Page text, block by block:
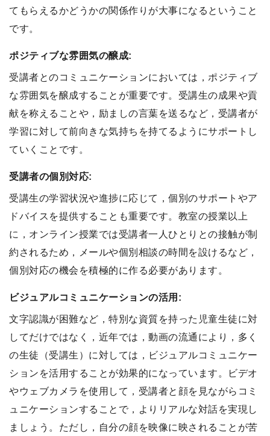
てもらえるかどうかの関係作りが大事になるということ
です。
ポジティブな雰囲気の醸成:
受講者とのコミュニケーションにおいては，ポジティブ
な雰囲気を醸成することが重要です。受講生の成果や貢
献を称えることや，励ましの言葉を送るなど，受講者が
学習に対して前向きな気持ちを持てるようにサポートし
ていくことです。
受講者の個別対応:
受講生の学習状況や進捗に応じて，個別のサポートやア
ドバイスを提供することも重要です。教室の授業以上
に，オンライン授業では受講者一人ひとりとの接触が制
約されるため，メールや個別相談の時間を設けるなど，
個別対応の機会を積極的に作る必要があります。
ビジュアルコミュニケーションの活用:
文字認識が困難など，特別な資質を持った児童生徒に対
してだけではなく，近年では，動画の流通により，多く
の生徒（受講生）に対しては，ビジュアルコミュニケー
ションを活用することが効果的になっています。ビデオ
やウェブカメラを使用して，受講者と顔を見ながらコミ
ュニケーションすることで，よりリアルな対話を実現し
ましょう。ただし，自分の顔を映像に映されることが苦